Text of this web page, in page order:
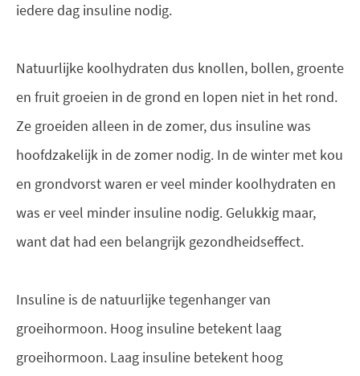
iedere dag insuline nodig.
Natuurlijke koolhydraten dus knollen, bollen, groente
en fruit groeien in de grond en lopen niet in het rond.
Ze groeiden alleen in de zomer, dus insuline was
hoofdzakelijk in de zomer nodig. In de winter met kou
en grondvorst waren er veel minder koolhydraten en
was er veel minder insuline nodig. Gelukkig maar,
want dat had een belangrijk gezondheidseffect.
Insuline is de natuurlijke tegenhanger van
groeihormoon. Hoog insuline betekent laag
groeihormoon. Laag insuline betekent hoog